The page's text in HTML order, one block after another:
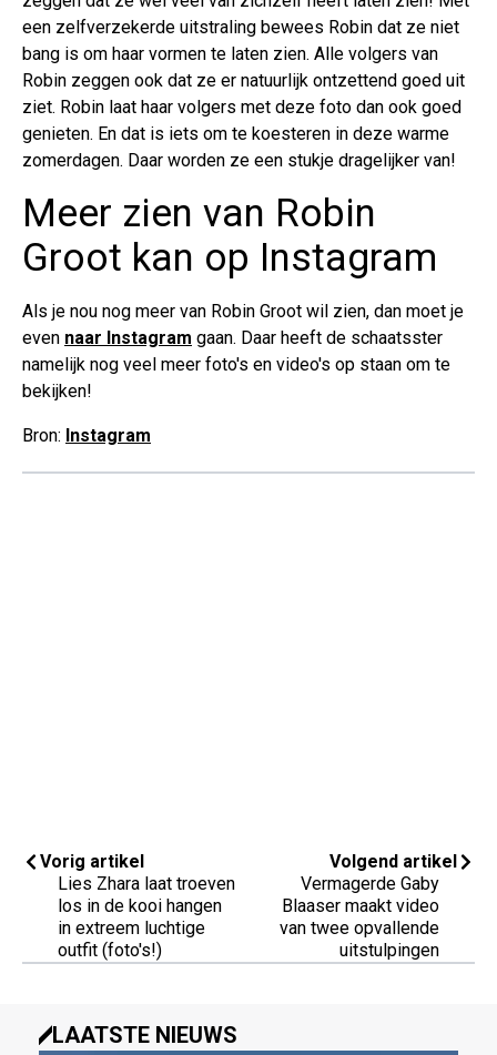
een zelfverzekerde uitstraling bewees Robin dat ze niet
bang is om haar vormen te laten zien. Alle volgers van
Robin zeggen ook dat ze er natuurlijk ontzettend goed uit
ziet. Robin laat haar volgers met deze foto dan ook goed
genieten. En dat is iets om te koesteren in deze warme
zomerdagen. Daar worden ze een stukje dragelijker van!
Meer zien van Robin
Groot kan op Instagram
Als je nou nog meer van Robin Groot wil zien, dan moet je
even naar Instagram gaan. Daar heeft de schaatsster
namelijk nog veel meer foto's en video's op staan om te
bekijken!
Bron: Instagram
Vorig artikel
Lies Zhara laat troeven
los in de kooi hangen
in extreem luchtige
outfit (foto's!)
Volgend artikel
Vermagerde Gaby
Blaaser maakt video
van twee opvallende
uitstulpingen
LAATSTE NIEUWS